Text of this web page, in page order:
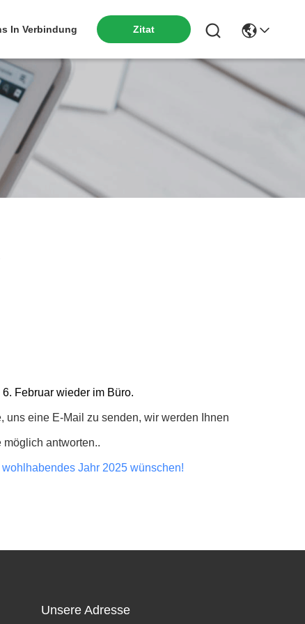
In Verbindung Zitat
Februar wieder im Büro.
uns eine E-Mail zu senden, wir werden Ihnen
antworten..
Jahr 2025 wünschen!
Unsere Adresse